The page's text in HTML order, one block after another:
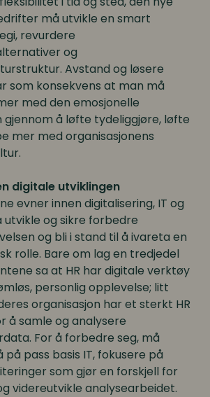
må utvikle en smart
revurdere
og
Avstand og løsere
som konsekvens at man må
med den emosjonelle
gjennom å løfte tydeliggjøre, løfte
mer med organisasjonens
digitale utviklingen
evner innen digitalisering, IT og
utvikle og sikre forbedre
og bli i stand til å ivareta en
rolle. Bare om lag en tredjedel
sa at HR har digitale verktøy
personlig opplevelse; litt
organisasjon har et sterkt HR
å samle og analysere
For å forbedre seg, må
pass basis IT, fokusere på
som gjør en forskjell for
videreutvikle analysearbeidet.